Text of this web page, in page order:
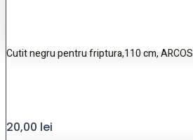
Cutit negru pentru friptura,110 cm, ARCOS
20,00 lei